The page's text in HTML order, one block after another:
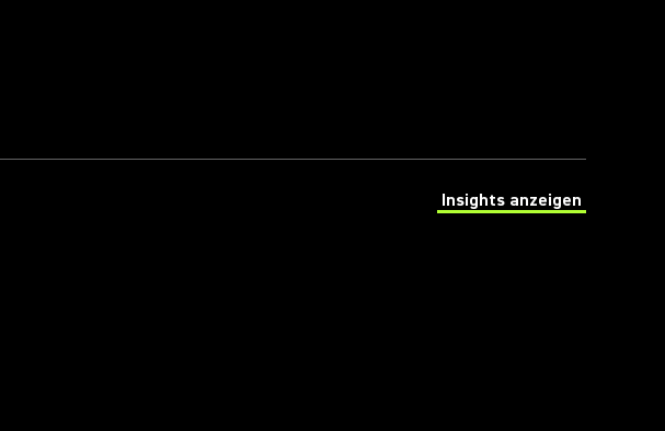
Insights anzeigen
(Opens in a new tab)